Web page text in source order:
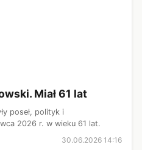
Miał 61 lat
poseł, polityk i
2026 r. w wieku 61 lat.
30.06.2026 14:16